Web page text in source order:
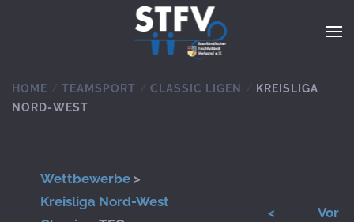
Zum Hauptinhalt springen
HOME TEAMSPORT CLASSIC LIGEN
KREISLIGA
NORD-WEST
Wettbewerbe >
Kreisliga Nord-West
<
Vor